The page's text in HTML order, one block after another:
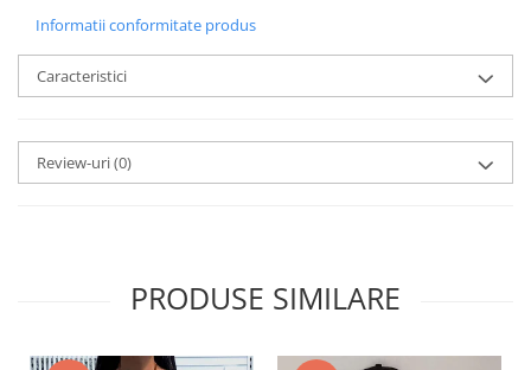
Informatii conformitate produs
Caracteristici
Review-uri(0)
PRODUSE SIMILARE